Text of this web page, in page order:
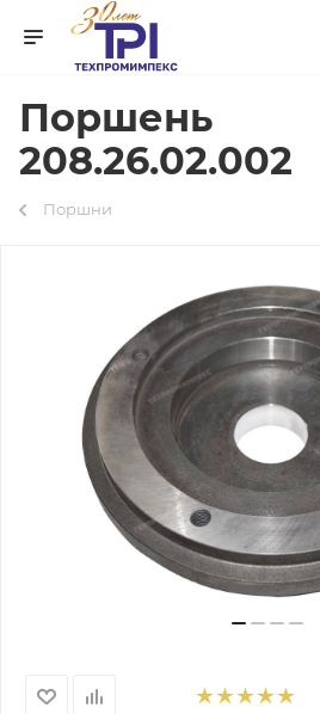
Поршень
208.26.02.002
Поршни